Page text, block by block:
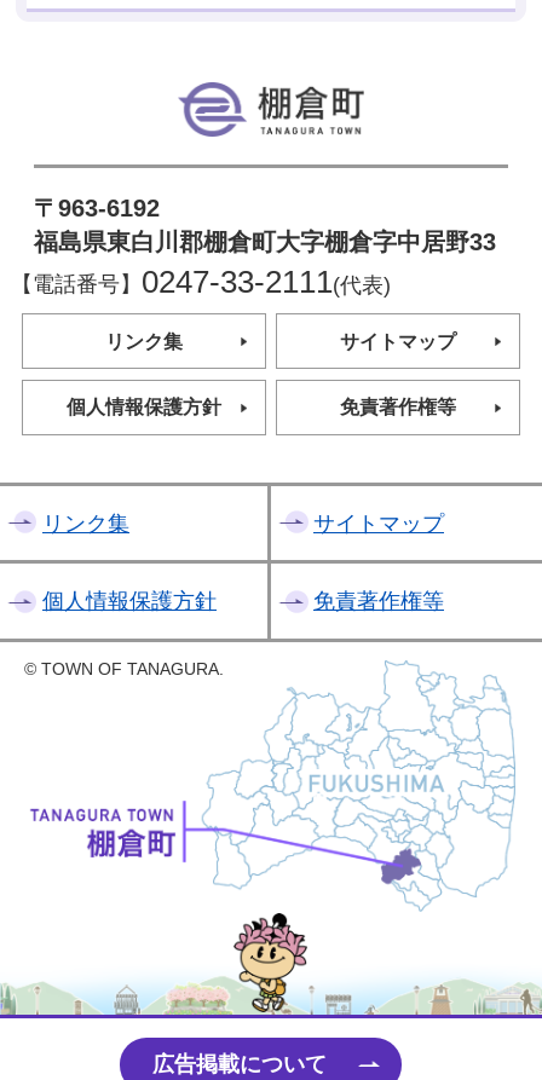
〒963-6192
福島県東白川郡棚倉町大字棚倉字中居野33
【電話番号】 0247-33-2111(代表)
リンク集 サイトマップ
個人情報保護方針 免責著作権等
リンク集 サイトマップ
個人情報保護方針 免責著作権等
© TOWN OF TANAGURA.
広告掲載について